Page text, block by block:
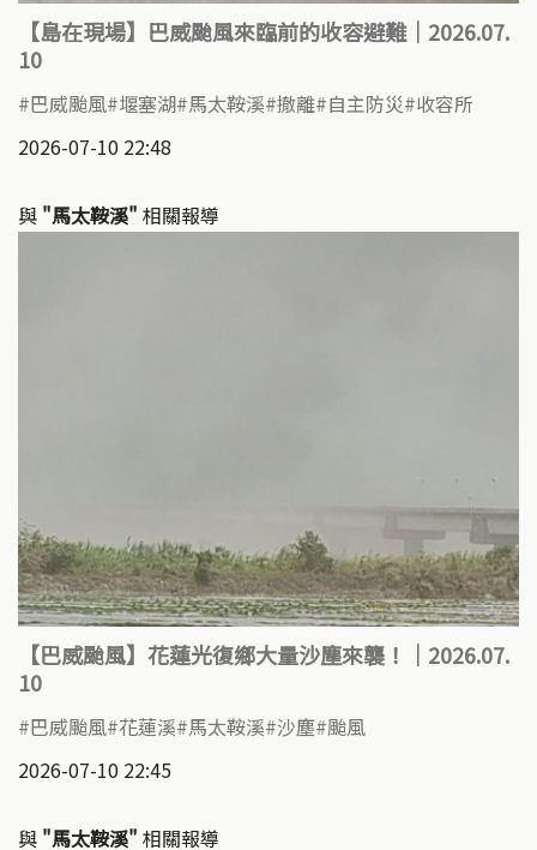
【島在現場】巴威颱風來臨前的收容避難｜2026.07.
10
巴威颱風 堰塞湖 馬太鞍溪 撤離 自主防災 收容所
2026-07-10 22:48
與 "馬太鞍溪" 相關報導
【巴威颱風】花蓮光復鄉大量沙塵來襲！｜2026.07.
10
巴威颱風 花蓮溪 馬太鞍溪 沙塵 颱風
2026-07-10 22:45
與 "馬太鞍溪" 相關報導